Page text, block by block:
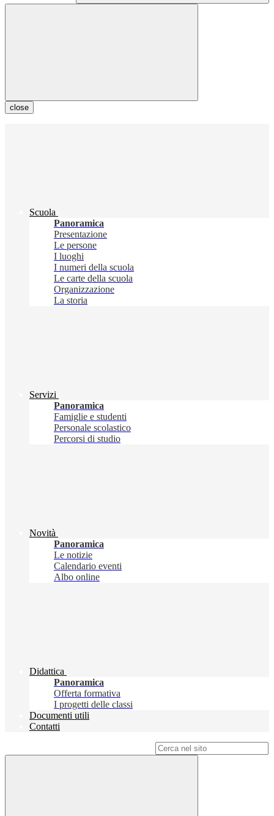
close
Scuola
Panoramica
Presentazione
Le persone
I luoghi
I numeri della scuola
Le carte della scuola
Organizzazione
La storia
Servizi
Panoramica
Famiglie e studenti
Personale scolastico
Percorsi di studio
Novità
Panoramica
Le notizie
Calendario eventi
Albo online
Didattica
Panoramica
Offerta formativa
I progetti delle classi
Documenti utili
Contatti